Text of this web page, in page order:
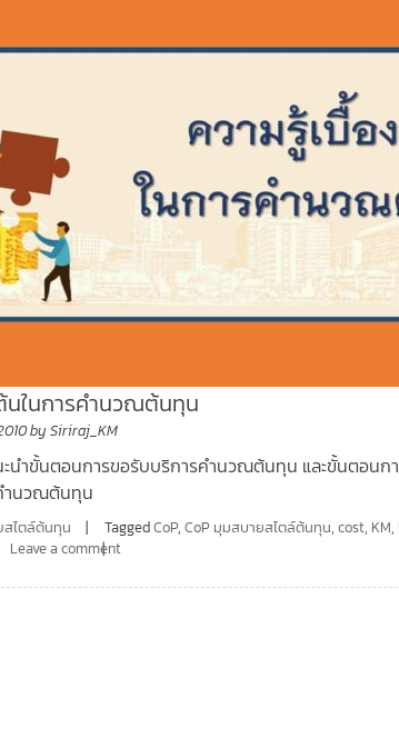
นในการคำนวณต้นทุน
bySiriraj_KM
นะนำขั้นตอนการขอรับบริการคำนวณต้นทุน และขั้นตอน
ำนวณต้นทุน
ไตล์ต้นทุน TaggedCoP,CoP มุมสบายสไตล์ต้นทุน,cost, KM,
Leave a comment